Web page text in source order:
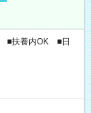
■扶養内OK ■日